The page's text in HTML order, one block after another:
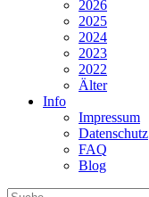
2026
2025
2024
2023
2022
Älter
Info
Impressum
Datenschutz
FAQ
Blog